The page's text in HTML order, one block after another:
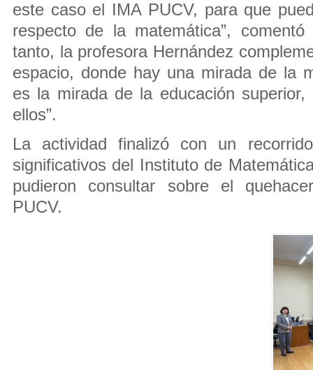
este caso el IMA PUCV, para que
respecto de la matemática”,
tanto, la profesora Hernández
espacio, donde hay una mirada de la
es la mirada de la educación
ellos”.
La actividad finalizó con un
significativos del Instituto de
pudieron consultar sobre el
PUCV.